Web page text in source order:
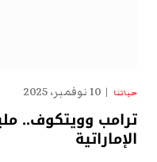
حياتنا 10 نوفمبر، 2025
ترامب وويتكوف..
الإماراتية